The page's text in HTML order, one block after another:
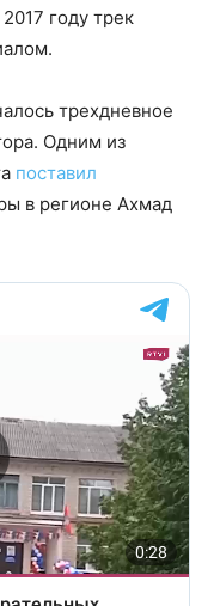
году трек
трехдневное
Одним из
поставил
в регионе Ахмад